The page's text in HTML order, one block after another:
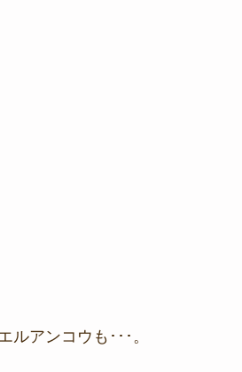
ルアンコウも･･･。